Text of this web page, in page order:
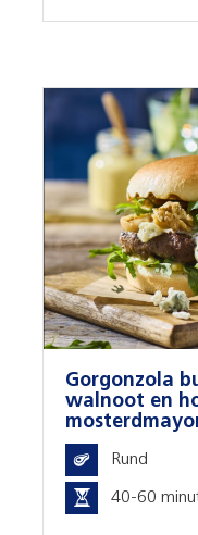
Gorgonzola
walnoot en
Rund
40-60